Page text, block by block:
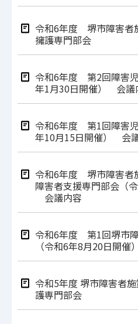
令和6年度 堺市障害
擁護専門部会
令和6年度 第2回障害
年1月30日開催） 会議
令和6年度 第1回障害
年10月15日開催） 会
令和6年度 堺市障害
障害者支援専門部会（
会議内容
令和6年度 第1回堺市
（令和6年8月20日開
令和5年度 堺市障害者
護専門部会